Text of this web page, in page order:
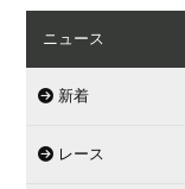
ニュース
新着
レース